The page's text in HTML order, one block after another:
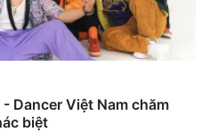
Dancer Việt Nam chăm
biệt